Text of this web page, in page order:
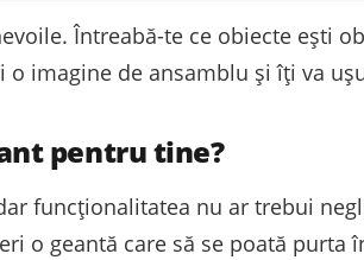
Întreabă-te ce obiecte ești
imagine de ansamblu și îți va
pentru tine?
funcționalitatea nu ar trebui
o geantă care să se poată purta